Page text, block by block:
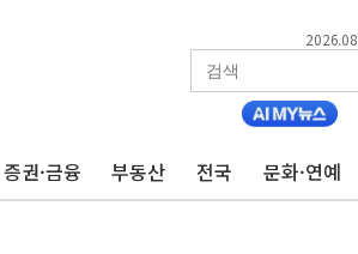
증권·금융 부동산 전국 문화·연예
금융일정(8.10~8.14)
전략 만지작…공습 한계·탄약 부족 현실화